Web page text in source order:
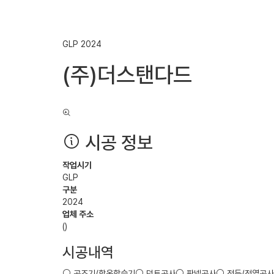
GLP 2024
(주)더스탠다드
시공 정보
작업시기
GLP
구분
2024
업체 주소
()
시공내역